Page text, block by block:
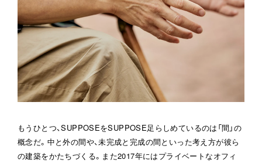
もうひとつ、SUPPOSEをSUPPOSE足らしめているのは「間」の
概念だ。中と外の間や、未完成と完成の間といった考え方が彼ら
の建築をかたちづくる。また2017年にはプライベートなオフィ